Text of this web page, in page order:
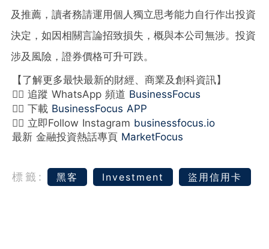
及推薦，讀者務請運用個人獨立思考能力自行作出投資
決定，如因相關言論招致損失，概與本公司無涉。投資
涉及風險，證券價格可升可跌。
【了解更多最快最新的財經、商業及創科資訊】
👉🏻 追蹤 WhatsApp 頻道 BusinessFocus
👉🏻 下載 BusinessFocus APP
👉🏻 立即Follow Instagram businessfocus.io
最新 金融投資熱話專頁 MarketFocus
標籤: 黑客 Investment 盜用信用卡